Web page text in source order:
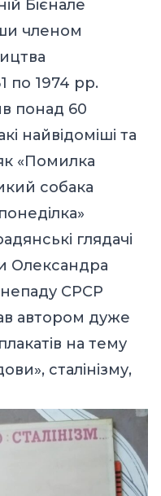
Бієнале
членом
по 1974 рр.
понад 60
найвідоміші та
«Помилка
собака
глядачі
Олександра
СРСР
автором дуже
на тему
сталінізму,